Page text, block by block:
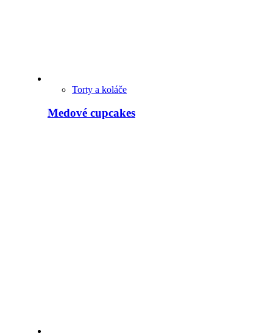
Torty a koláče
Medové cupcakes